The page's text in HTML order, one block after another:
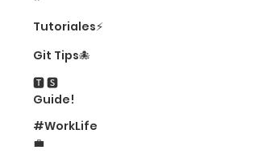
Tutoriales⚡
Git Tips🐙
🆃 🆂
Guide!
#WorkLife
💼